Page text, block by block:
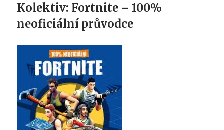
Kolektiv: Fortnite – 100%
neoficiální průvodce